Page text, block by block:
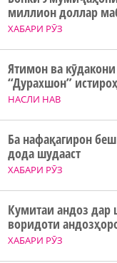
ХАБАРИ РӮЗ
миллион доллар
НАСЛИ НАВ
Ятимон ва
“Дурахшон”
ХАБАРИ РӮЗ
Ба нафақагирон
дода шудааст
ХАБАРИ РӮЗ
Кумитаи андоз
воридоти